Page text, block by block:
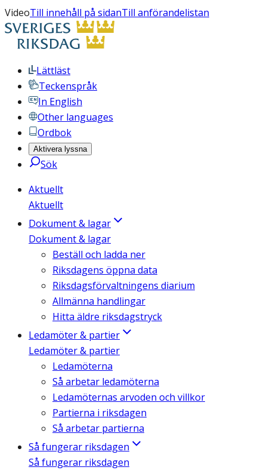
VideoTill innehåll på sidanTill anförandelistan
Lättläst
Teckenspråk
In English
Other languages
Ordbok
Aktivera lyssna
Sök
Aktuellt
Aktuellt
Dokument & lagar
Dokument & lagar
Beställ och ladda ner
Riksdagens öppna data
Riksdagsförvaltningens diarium
Allmänna handlingar
Hitta äldre riksdagstryck
Ledamöter & partier
Ledamöter & partier
Ledamöterna
Så arbetar ledamöterna
Ledamöternas arvoden och villkor
Partierna i riksdagen
Så arbetar partierna
Så fungerar riksdagen
Så fungerar riksdagen